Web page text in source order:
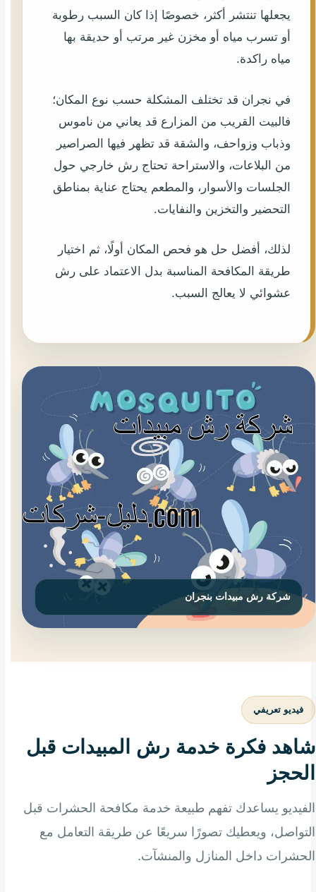
يجعلها تنتشر أكثر، خصوصًا إذا كان السبب رطوبة
أو تسرب مياه أو مخزن غير مرتب أو حديقة بها
مياه راكدة.
في نجران قد تختلف المشكلة حسب نوع المكان؛
فالبيت القريب من المزارع قد يعاني من ناموس
وذباب وزواحف، والشقة قد تظهر فيها الصراصير
من البلاعات، والاستراحة تحتاج رش خارجي حول
الجلسات والأسوار، والمطعم يحتاج عناية بمناطق
التحضير والتخزين والنفايات.
لذلك، أفضل حل هو فحص المكان أولًا، ثم اختيار
طريقة المكافحة المناسبة بدل الاعتماد على رش
عشوائي لا يعالج السبب.
فيديو تعريفي
شاهد فكرة خدمة رش المبيدات قبل
الحجز
الفيديو يساعدك تفهم طبيعة خدمة مكافحة الحشرات قبل
التواصل، ويعطيك تصورًا سريعًا عن طريقة التعامل مع
الحشرات داخل المنازل والمنشآت.